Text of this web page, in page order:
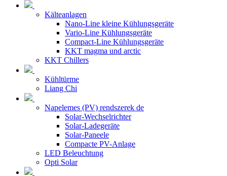
Kälteanlagen
Nano-Line kleine Kühlungsgeräte
Vario-Line Kühlungsgeräte
Compact-Line Kühlungsgeräte
KKT magma und arctic
KKT Chillers
Kühltürme
Liang Chi
Napelemes (PV) rendszerek de
Solar-Wechselrichter
Solar-Ladegeräte
Solar-Paneele
Compacte PV-Anlage
LED Beleuchtung
Opti Solar